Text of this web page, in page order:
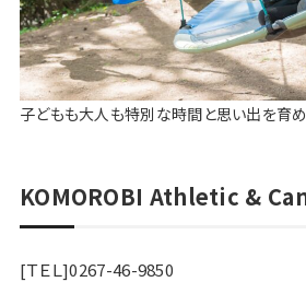
子どもも大人も特別な時間と思い出を育
KOMOROBI Athletic &
[ＴＥＬ]0267-46-9850